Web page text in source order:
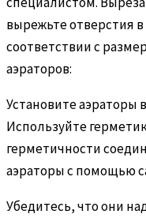
вырежьте отверстия
соответствии с
аэраторов:
Установите аэраторы
Используйте
герметичности
аэраторы с помощью
Убедитесь, что они